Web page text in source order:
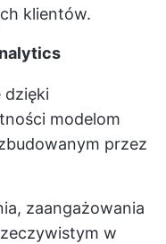
klientów.
dzięki
modelom
przez
zaangażowania
w